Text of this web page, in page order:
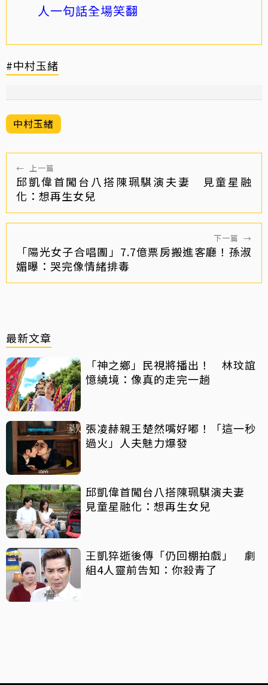
人一句話全場笑翻
#中村玉緒
中村玉緒
← 上一篇
邱凱偉首闖台八搭陳珮騏演夫妻 見童星融
化：想再生女兒
下一篇 →
「陽光女子合唱團」7.7億票房搬進客廳！孫淑
媚曝：哭完像情緒排毒
最新文章
「神之鄉」民視將播出！ 林玟誼
憶繞境：像真的走完一趟
張凌赫親王楚然嘴好嘟！「這一秒
過火」人夫魅力爆發
邱凱偉首闖台八搭陳珮騏演夫妻
見童星融化：想再生女兒
王凱猝逝後傳「仍回棚拍戲」 劇
組4人靈前告知：你殺青了